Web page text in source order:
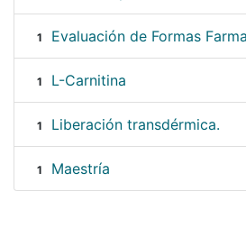
1 Evaluación de Formas
1 L-Carnitina
1 Liberación transdérmica.
1 Maestría